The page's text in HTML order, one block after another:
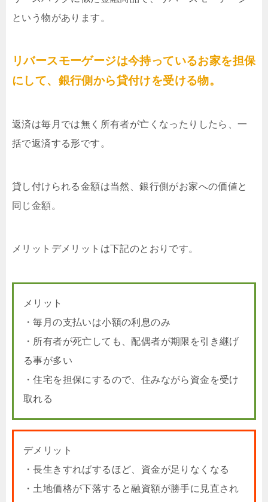
という物があります。
リバースモーゲージは今持っているお家を担保
にして、銀行側から貸付けを受ける物。
返済は毎月では無く所有者が亡くなったりしたら、一
括で返済する形です。
貸し付けられる金額は当然、銀行側がお家への価値と
同じ金額。
メリットデメリットは下記のとおりです。
メリット
・毎月の支払いは小額の利息のみ
・所有者が死亡しても、配偶者が期限を引き継げ
る事が多い
・住宅を担保にするので、住みながら資金を受け
取れる
デメリット
・長生きすればするほど、資金が足りなくなる
・土地価格が下落すると融資額が勝手に見直され